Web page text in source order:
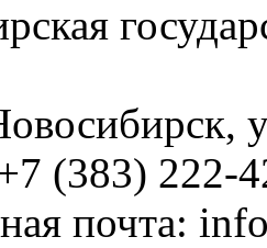
,
(383) 222-
почта: